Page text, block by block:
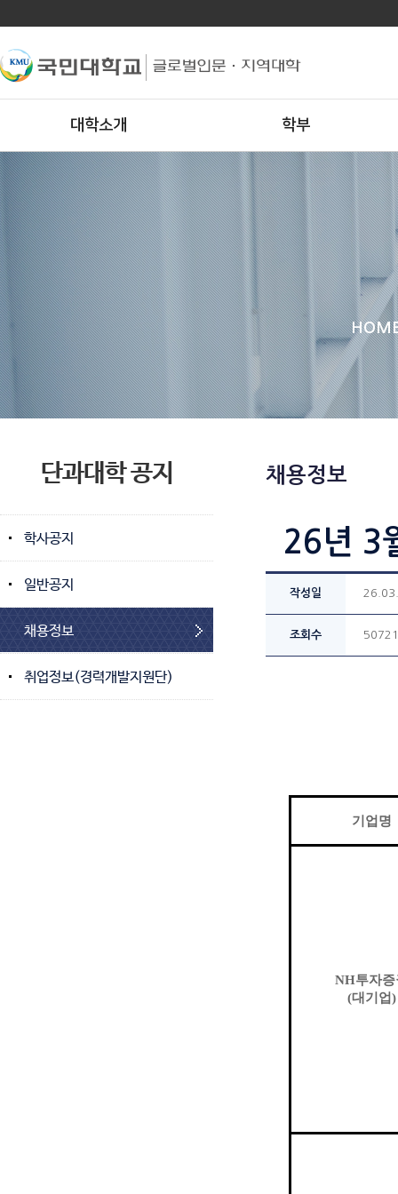
대학소개 학부
단과대학 공지
학사공지
일반공지
채용정보
취업정보(경력개발지원단)
채용정보
26년 3
작성일
조회수 50721
기업명
NH투자증
(대기업)